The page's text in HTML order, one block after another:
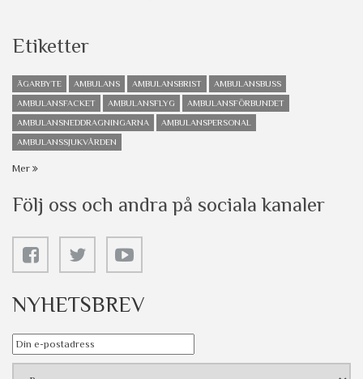
Etiketter
ÄGARBYTE AMBULANS AMBULANSBRIST
AMBULANSBUSS
AMBULANSFACKET
AMBULANSFLYG
AMBULANSFÖRBUNDET
AMBULANSNEDDRAGNINGARNA
AMBULANSPERSONAL
AMBULANSSJUKVÅRDEN
Mer
Följ oss och andra på sociala kanaler
NYHETSBREV